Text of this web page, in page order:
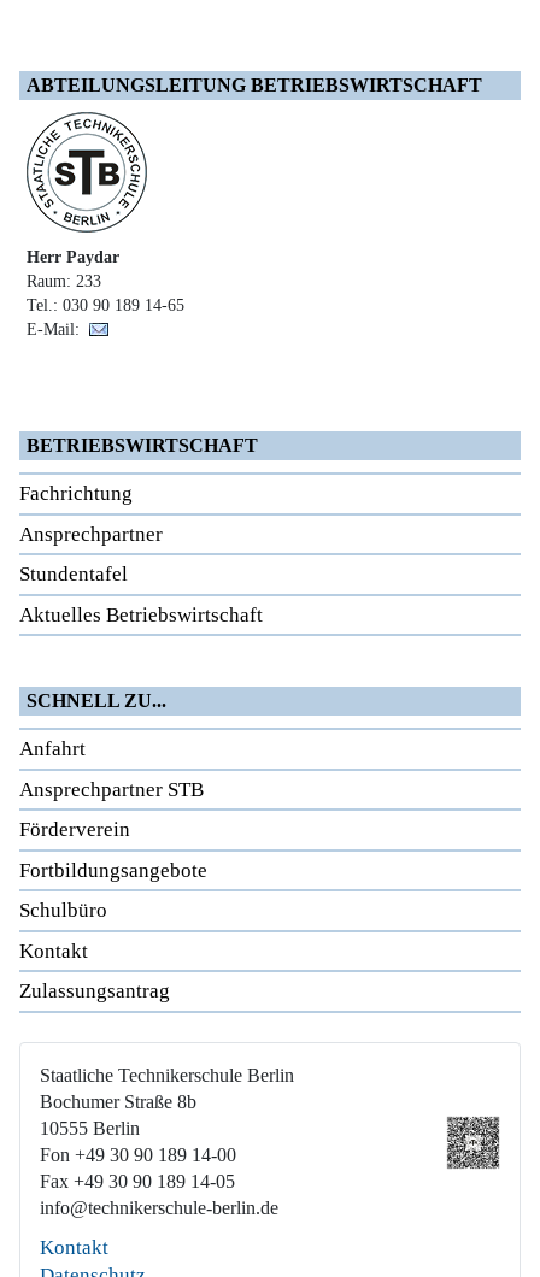
ABTEILUNGSLEITUNG BETRIEBSWIRTSCHAFT
Herr Paydar
Raum: 233
Tel.: 030 90 189 14-65
E-Mail:
BETRIEBSWIRTSCHAFT
Fachrichtung
Ansprechpartner
Stundentafel
Aktuelles Betriebswirtschaft
SCHNELL ZU...
Anfahrt
Ansprechpartner STB
Förderverein
Fortbildungsangebote
Schulbüro
Kontakt
Zulassungsantrag
Staatliche Technikerschule Berlin
Bochumer Straße 8b
10555 Berlin
Fon +49 30 90 189 14-00
Fax +49 30 90 189 14-05
info@technikerschule-berlin.de
Kontakt